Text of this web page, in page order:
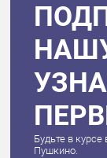
Будьте в
Пушкино.